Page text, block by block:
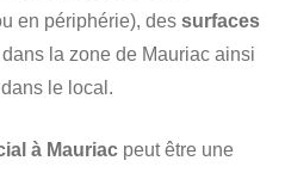
en périphérie), des surfaces
la zone de Mauriac ainsi
le local.
à Mauriac peut être une